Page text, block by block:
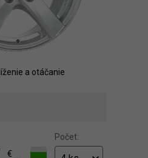
a otáčanie
Počet:
€